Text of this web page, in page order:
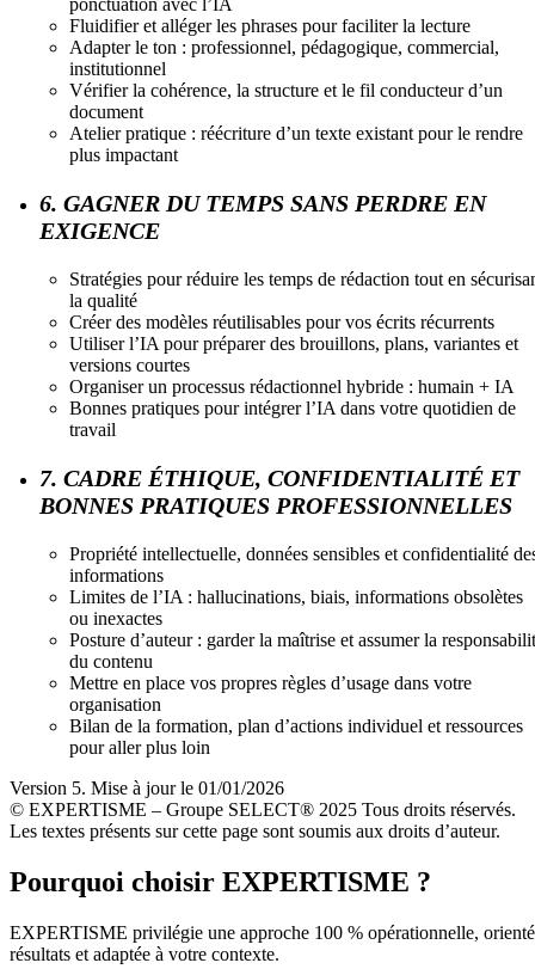
Fluidifier et alléger les phrases pour faciliter la lecture
Adapter le ton : professionnel, pédagogique, commercial,
institutionnel
Vérifier la cohérence, la structure et le fil conducteur d’un
document
Atelier pratique : réécriture d’un texte existant pour le rendre
plus impactant
6. GAGNER DU TEMPS SANS PERDRE EN
EXIGENCE
Stratégies pour réduire les temps de rédaction tout en
la qualité
Créer des modèles réutilisables pour vos écrits récurrents
Utiliser l’IA pour préparer des brouillons, plans, variantes et
versions courtes
Organiser un processus rédactionnel hybride : humain + IA
Bonnes pratiques pour intégrer l’IA dans votre quotidien de
travail
7. CADRE ÉTHIQUE, CONFIDENTIALITÉ ET
BONNES PRATIQUES PROFESSIONNELLES
Propriété intellectuelle, données sensibles et confidentialité
informations
Limites de l’IA : hallucinations, biais, informations obsolètes
ou inexactes
Posture d’auteur : garder la maîtrise et assumer la
du contenu
Mettre en place vos propres règles d’usage dans votre
organisation
Bilan de la formation, plan d’actions individuel et ressources
pour aller plus loin
Version 5. Mise à jour le 01/01/2026
© EXPERTISME – Groupe SELECT® 2025 Tous droits réservés.
Les textes présents sur cette page sont soumis aux droits d’auteur.
Pourquoi choisir EXPERTISME ?
EXPERTISME privilégie une approche 100 % opérationnelle,
résultats et adaptée à votre contexte.